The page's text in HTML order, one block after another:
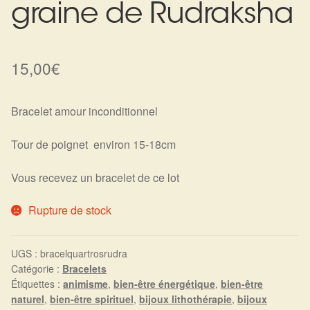
Harmonisation de l’être
Déco
Ésotérisme : les pratiques spirituelles du monde invisible
graine de Rudraksha
15,00€
Bracelet amour inconditionnel
Tour de poignet environ 15-18cm
Vous recevez un bracelet de ce lot
Rupture de stock
UGS : bracelquartrosrudra
Catégorie : Bracelets
Étiquettes : animisme, bien-être énergétique, bien-être
naturel, bien-être spirituel, bijoux lithothérapie, bijoux